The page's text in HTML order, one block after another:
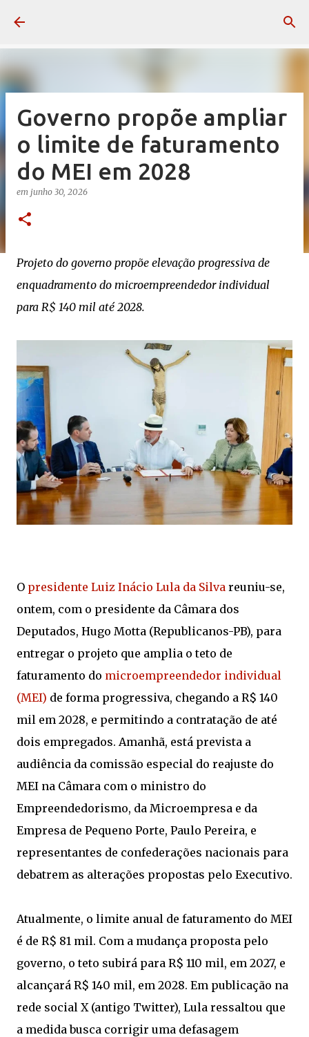
Governo propõe ampliar
o limite de faturamento
do MEI em 2028
em junho 30, 2026
Projeto do governo propõe elevação progressiva de
enquadramento do microempreendedor individual
para R$ 140 mil até 2028.
O presidente Luiz Inácio Lula da Silva reuniu-se,
ontem, com o presidente da Câmara dos
Deputados, Hugo Motta (Republicanos-PB), para
entregar o projeto que amplia o teto de
faturamento do microempreendedor individual
(MEI) de forma progressiva, chegando a R$ 140
mil em 2028, e permitindo a contratação de até
dois empregados. Amanhã, está prevista a
audiência da comissão especial do reajuste do
MEI na Câmara com o ministro do
Empreendedorismo, da Microempresa e da
Empresa de Pequeno Porte, Paulo Pereira, e
representantes de confederações nacionais para
debatrem as alterações propostas pelo Executivo.
Atualmente, o limite anual de faturamento do MEI
é de R$ 81 mil. Com a mudança proposta pelo
governo, o teto subirá para R$ 110 mil, em 2027, e
alcançará R$ 140 mil, em 2028. Em publicação na
rede social X (antigo Twitter), Lula ressaltou que
a medida busca corrigir uma defasagem